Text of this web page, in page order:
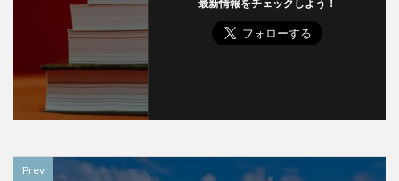
最新情報をチェックしよう！
Prev